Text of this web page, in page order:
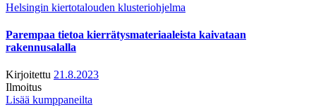
Helsingin kiertotalouden klusteriohjelma
Parempaa tietoa kierrätysmateriaaleista kaivataan
rakennusalalla
Kirjoitettu 21.8.2023
Ilmoitus
Lisää kumppaneilta